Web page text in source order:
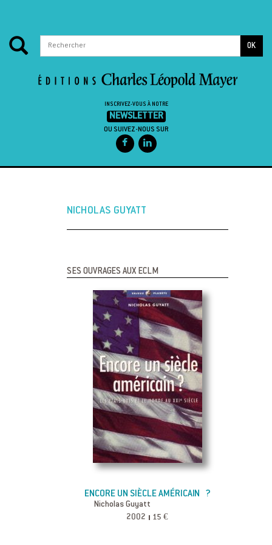
OK
INSCRIVEZ-VOUS À NOTRE
NEWSLETTER
OU SUIVEZ-NOUS SUR
NICHOLAS GUYATT
SES OUVRAGES AUX ECLM
ENCORE UN SIÈCLE AMÉRICAIN ?
Nicholas Guyatt
2002 15 €